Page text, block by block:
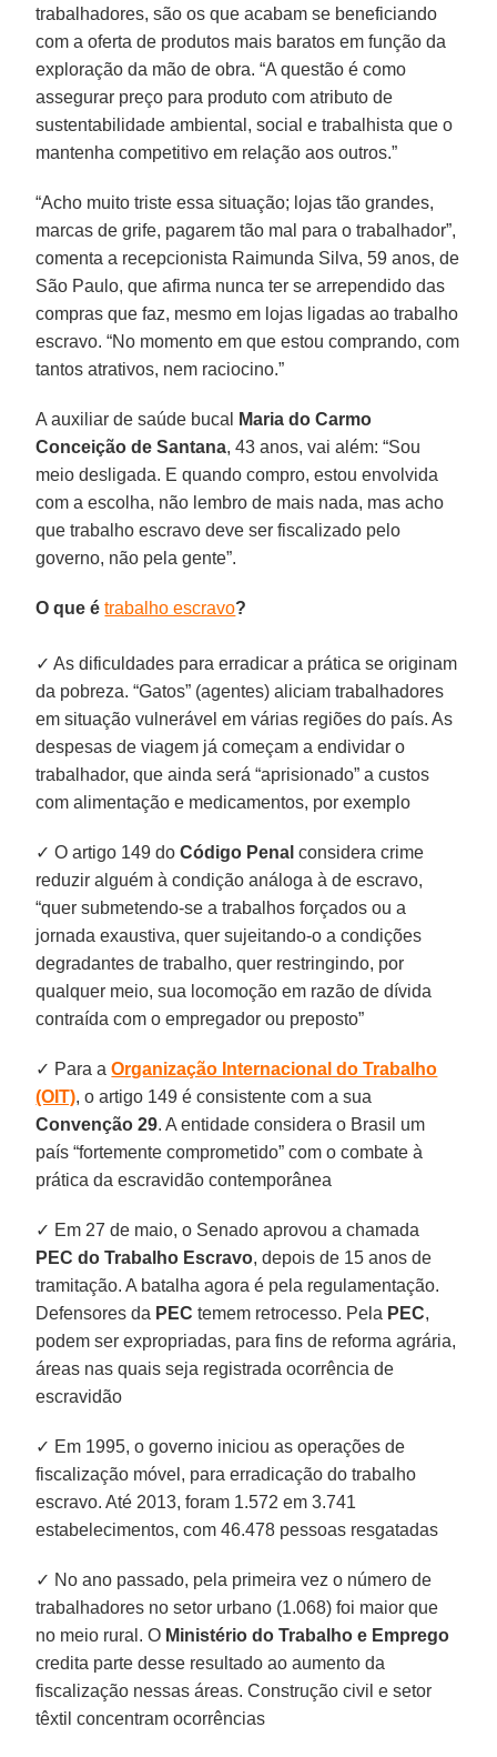
trabalhadores, são os que acabam se beneficiando
com a oferta de produtos mais baratos em função da
exploração da mão de obra. “A questão é como
assegurar preço para produto com atributo de
sustentabilidade ambiental, social e trabalhista que o
mantenha competitivo em relação aos outros.”
“Acho muito triste essa situação; lojas tão grandes,
marcas de grife, pagarem tão mal para o trabalhador”,
comenta a recepcionista Raimunda Silva, 59 anos, de
São Paulo, que afirma nunca ter se arrependido das
compras que faz, mesmo em lojas ligadas ao trabalho
escravo. “No momento em que estou comprando, com
tantos atrativos, nem raciocino.”
A auxiliar de saúde bucal
Maria do Carmo
Conceição de Santana, 43 anos, vai além: “Sou
meio desligada. E quando compro, estou envolvida
com a escolha, não lembro de mais nada, mas acho
que trabalho escravo deve ser fiscalizado pelo
governo, não pela gente”.
O que étrabalho escravo?
✓ As dificuldades para erradicar a prática se originam
da pobreza. “Gatos” (agentes) aliciam trabalhadores
em situação vulnerável em várias regiões do país. As
despesas de viagem já começam a endividar o
trabalhador, que ainda será “aprisionado” a custos
com alimentação e medicamentos, por exemplo
✓ O artigo 149 doCódigo Penal considera crime
reduzir alguém à condição análoga à de escravo,
“quer submetendo-se a trabalhos forçados ou a
jornada exaustiva, quer sujeitando-o a condições
degradantes de trabalho, quer restringindo, por
qualquer meio, sua locomoção em razão de dívida
contraída com o empregador ou preposto”
✓ Para aOrganização Internacional do Trabalho
(OIT), o artigo 149 é consistente com a sua
Convenção 29. A entidade considera o Brasil um
país “fortemente comprometido” com o combate à
prática da escravidão contemporânea
✓ Em 27 de maio, o Senado aprovou a chamada
PEC do Trabalho Escravo, depois de 15 anos de
tramitação. A batalha agora é pela regulamentação.
Defensores da PEC temem retrocesso. Pela PEC,
podem ser expropriadas, para fins de reforma agrária,
áreas nas quais seja registrada ocorrência de
escravidão
✓ Em 1995, o governo iniciou as operações de
fiscalização móvel, para erradicação do trabalho
escravo. Até 2013, foram 1.572 em 3.741
estabelecimentos, com 46.478 pessoas resgatadas
✓ No ano passado, pela primeira vez o número de
trabalhadores no setor urbano (1.068) foi maior que
no meio rural. O Ministério do Trabalho e Emprego
credita parte desse resultado ao aumento da
fiscalização nessas áreas. Construção civil e setor
têxtil concentram ocorrências